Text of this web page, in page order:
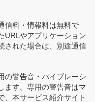
信料・情報料は無料で
URLやアプリケーション
された場合は、別途通信
の警告音・バイブレーシ
ます。専用の警告音はマ
、本サービス紹介サイト